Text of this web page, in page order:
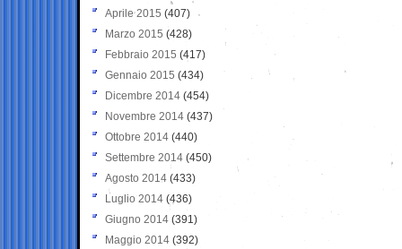
Aprile 2015 (407)
Marzo 2015 (428)
Febbraio 2015 (417)
Gennaio 2015 (434)
Dicembre 2014 (454)
Novembre 2014 (437)
Ottobre 2014 (440)
Settembre 2014 (450)
Agosto 2014 (433)
Luglio 2014 (436)
Giugno 2014 (391)
Maggio 2014 (392)